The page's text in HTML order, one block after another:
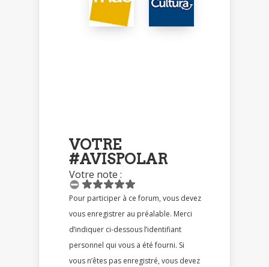
VOTRE
#AVISPOLAR
Votre note :
Pour participer à ce forum, vous devez
vous enregistrer au préalable. Merci
d’indiquer ci-dessous l’identifiant
personnel qui vous a été fourni. Si
vous n’êtes pas enregistré, vous devez